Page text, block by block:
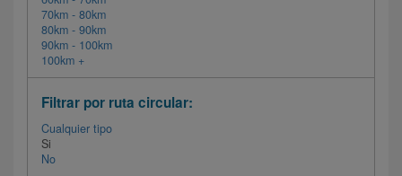
70km - 80km
80km - 90km
90km - 100km
100km +
Filtrar por ruta circular:
Cualquier tipo
Si
No